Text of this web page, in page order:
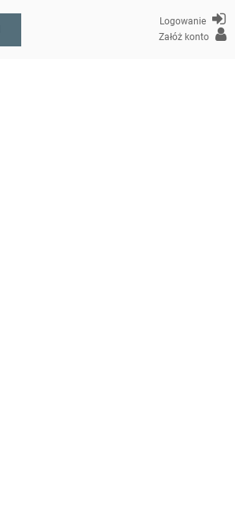
Logowanie
Załóż konto